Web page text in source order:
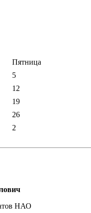
Пятница
5
12
19
26
2
НАО